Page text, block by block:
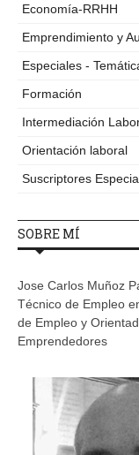
Economía-RRHH
Emprendimiento y
Especiales -
Formación
Intermediación
Orientación laboral
Suscriptores
SOBRE MÍ
Jose Carlos Muñoz
Técnico de Empleo
de Empleo y
Emprendedores